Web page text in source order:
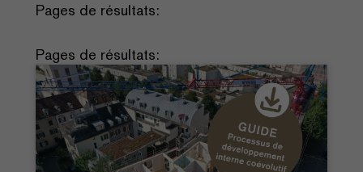
Pages de résultats:
Pages de résultats: